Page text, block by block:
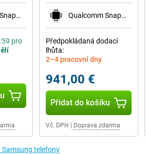
Qualcomm Snapdragon 8 Elite Gen 5 for Galaxy
pro
Qualcomm Snapdragon 8 Elite Gen 5 for Galaxy
Předpokládaná dodací
lhůta:
2–4 pracovní dny
941,00 €
Přidat do košíku
Vč. DPH Doprava zdarma
Samsung telefony